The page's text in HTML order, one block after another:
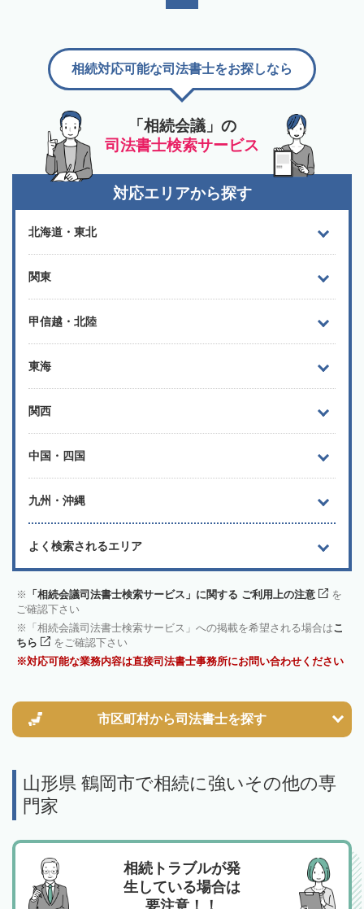
「相続会議」の
司法書士検索サービス
相続対応可能な司法書士をお探しなら
対応エリアから探す
北海道・東北
関東
甲信越・北陸
東海
関西
中国・四国
九州・沖縄
よく検索されるエリア
「相続会議司法書士検索サービス」に関する ご利用上の注意
を
ご確認下さい
「相続会議司法書士検索サービス」への掲載を希望される場合はこ
ちら
をご確認下さい
対応可能な業務内容は直接司法書士事務所にお問い合わせください
市区町村から司法書士を探す
山形県 鶴岡市で相続に強いその他の専
門家
相続トラブルが発
生している場合は
要注意！！